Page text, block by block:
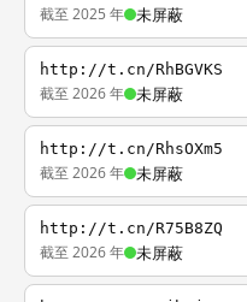
截至 2025 年 未屏蔽
http://t.cn/RhBGVKS
截至 2026 年 未屏蔽
http://t.cn/RhsOXm5
截至 2026 年 未屏蔽
http://t.cn/R75B8ZQ
截至 2026 年 未屏蔽